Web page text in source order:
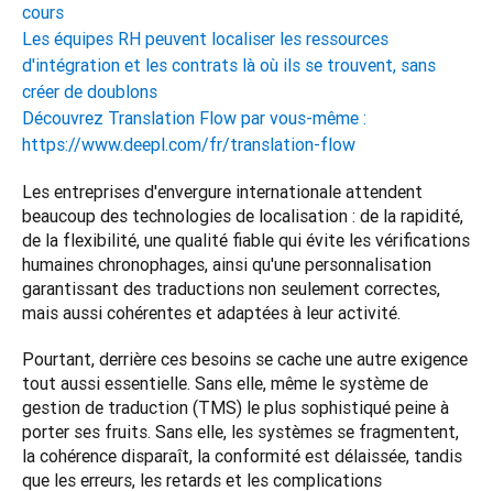
cours
Les équipes RH peuvent localiser les ressources
d'intégration et les contrats là où ils se trouvent, sans
créer de doublons
Découvrez Translation Flow par vous-même :
https://www.deepl.com/fr/translation-flow
Les entreprises d'envergure internationale attendent
beaucoup des technologies de localisation : de la rapidité,
de la flexibilité, une qualité fiable qui évite les vérifications
humaines chronophages, ainsi qu'une personnalisation
garantissant des traductions non seulement correctes,
mais aussi cohérentes et adaptées à leur activité.
Pourtant, derrière ces besoins se cache une autre exigence
tout aussi essentielle. Sans elle, même le système de
gestion de traduction (TMS) le plus sophistiqué peine à
porter ses fruits. Sans elle, les systèmes se fragmentent,
la cohérence disparaît, la conformité est délaissée, tandis
que les erreurs, les retards et les complications